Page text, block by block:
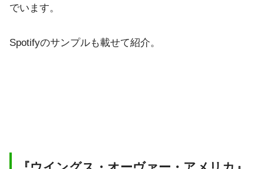
でいます。
Spotifyのサンプルも載せて紹介。